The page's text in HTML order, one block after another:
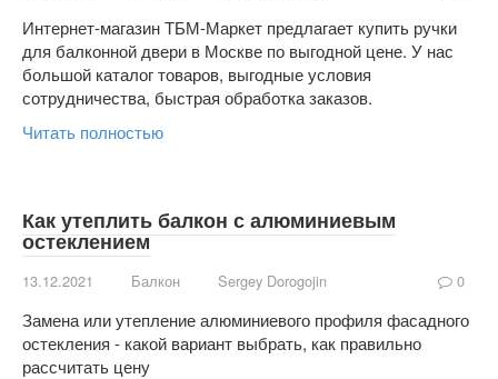
Интернет-магазин ТБМ-Маркет предлагает купить ручки
для балконной двери в Москве по выгодной цене. У нас
большой каталог товаров, выгодные условия
сотрудничества, быстрая обработка заказов.
Читать полностью
Как утеплить балкон с алюминиевым
остеклением
13.12.2021 Балкон Sergey Dorogojin 0
Замена или утепление алюминиевого профиля фасадного
остекления - какой вариант выбрать, как правильно
рассчитать цену